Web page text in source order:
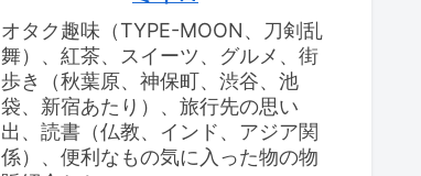
オタク趣味（TYPE-MOON、刀剣乱
舞）、紅茶、スイーツ、グルメ、街
歩き（秋葉原、神保町、渋谷、池
袋、新宿あたり）、旅行先の思い
出、読書（仏教、インド、アジア関
係）、便利なもの気に入った物の物